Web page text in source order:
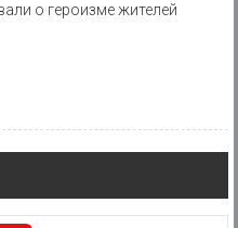
о героизме жителей